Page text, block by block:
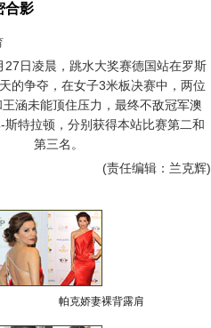
合影
日凌晨，跳水大奖赛德国站在罗斯
的争夺，在女子3米板决赛中，两位
涵未能顶住压力，最终不敌冠军澳
斯特拉顿，分别获得本站比赛第二和
第三名。
(责任编辑：兰克辉)
帕克娇妻裸背露肩